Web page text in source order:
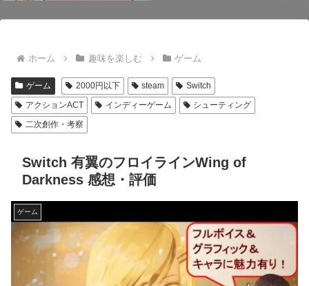
ホーム 趣味を楽しむ ゲーム
ゲーム 2000円以下 steam
Switch
アクションACT
インディーゲーム
シューティング
二次創作・考察
Switch 有翼のフロイラインWing of
Darkness 感想・評価
ゲーム